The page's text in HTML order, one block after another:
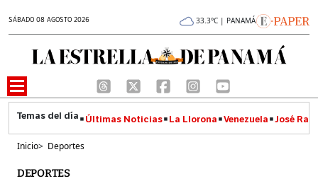
SÁBADO 08 AGOSTO 2026 33.3°C | PANAMÁ
Últimas Noticias La Llorona Venezuela José
Inicio> Deportes
DEPORTES